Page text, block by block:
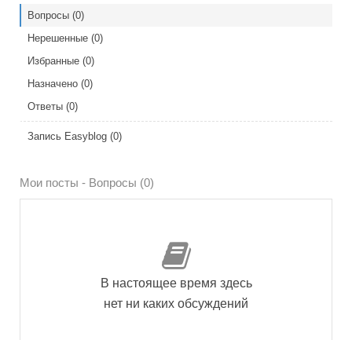
Вопросы (0)
Нерешенные (0)
Избранные (0)
Назначено (0)
Ответы (0)
Запись Easyblog (0)
Мои посты - Вопросы (0)
В настоящее время здесь
нет ни каких обсуждений